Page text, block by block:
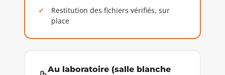
Restitution des fichiers vérifiés, sur
place
Au laboratoire (salle blanche